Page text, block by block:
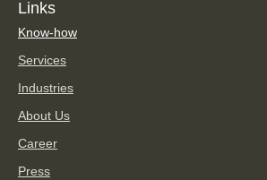
Links
Know-how
Services
Industries
About Us
Career
Press